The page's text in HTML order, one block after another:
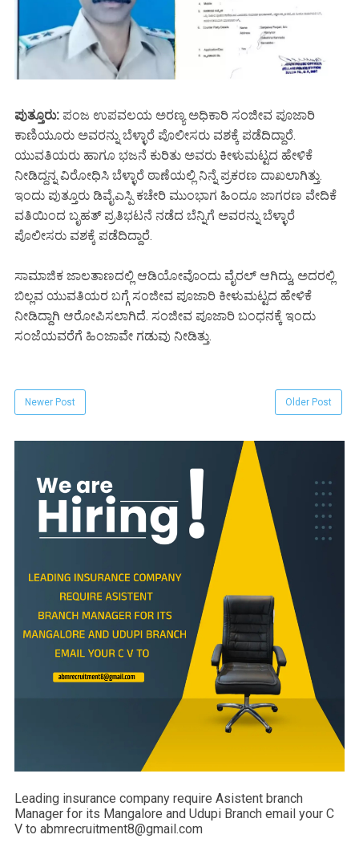
ಪುತ್ತೂರು: ಪಂಜ ಉಪವಲಯ ಅರಣ್ಯ ಅಧಿಕಾರಿ ಸಂಜೀವ ಪೂಜಾರಿ
ಕಾಣಿಯೂರು ಅವರನ್ನು ಬೆಳ್ಳಾರೆ ಪೊಲೀಸರು ವಶಕ್ಕೆ ಪಡೆದಿದ್ದಾರೆ.
ಯುವತಿಯರು ಹಾಗೂ ಭಜನೆ ಕುರಿತು ಅವರು ಕೀಳುಮಟ್ಟದ ಹೇಳಿಕೆ
ನೀಡಿದ್ದನ್ನ ವಿರೋಧಿಸಿ ಬೆಳ್ಳಾರೆ ಠಾಣೆಯಲ್ಲಿ ನಿನ್ನೆ ಪ್ರಕರಣ ದಾಖಲಾಗಿತ್ತು.
ಇಂದು ಪುತ್ತೂರು ಡಿವೈಎಸ್ಪಿ ಕಚೇರಿ ಮುಂಭಾಗ ಹಿಂದೂ ಜಾಗರಣ ವೇದಿಕೆ
ವತಿಯಿಂದ ಬೃಹತ್ ಪ್ರತಿಭಟನೆ ನಡೆದ ಬೆನ್ನಿಗೆ ಅವರನ್ನು ಬೆಳ್ಳಾರೆ
ಪೊಲೀಸರು ವಶಕ್ಕೆ ಪಡೆದಿದ್ದಾರೆ.
ಸಾಮಾಜಿಕ ಜಾಲತಾಣದಲ್ಲಿ ಆಡಿಯೋವೊಂದು ವೈರಲ್ ಆಗಿದ್ದು, ಅದರಲ್ಲಿ
ಬಿಲ್ಲವ ಯುವತಿಯರ ಬಗ್ಗೆ ಸಂಜೀವ ಪೂಜಾರಿ ಕೀಳುಮಟ್ಟದ ಹೇಳಿಕೆ
ನೀಡಿದ್ದಾಗಿ ಆರೋಪಿಸಲಾಗಿದೆ. ಸಂಜೀವ ಪೂಜಾರಿ ಬಂಧನಕ್ಕೆ ಇಂದು
ಸಂಜೆಯವರೆಗೆ ಹಿಂಜಾವೇ ಗಡುವು ನೀಡಿತ್ತು.
Newer Post Older Post
Leading insurance company require Asistent branch
Manager for its Mangalore and Udupi Branch email your C
V to abmrecruitment8@gmail.com